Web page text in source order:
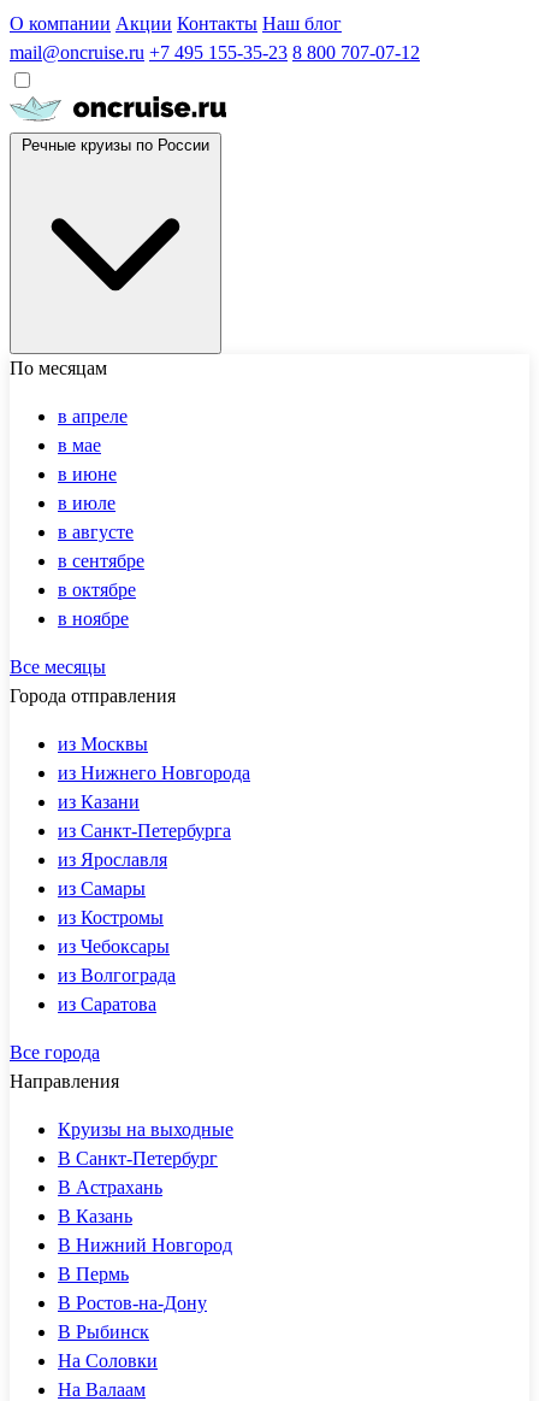
О компании Акции Контакты Наш блог
mail@oncruise.ru +7 495 155-35-23 8 800 707-07-12
По месяцам
в апреле
в мае
в июне
в июле
в августе
в сентябре
в октябре
в ноябре
Все месяцы
Города отправления
из Москвы
из Нижнего Новгорода
из Казани
из Санкт-Петербурга
из Ярославля
из Самары
из Костромы
из Чебоксары
из Волгограда
из Саратова
Все города
Направления
Круизы на выходные
В Санкт-Петербург
В Астрахань
В Казань
В Нижний Новгород
В Пермь
В Ростов-на-Дону
В Рыбинск
На Соловки
На Валаам